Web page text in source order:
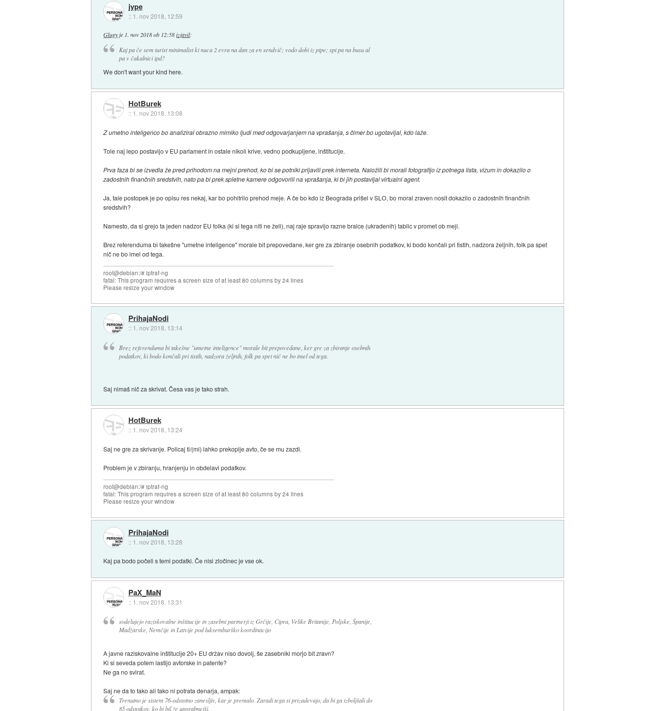
jype
:: 1. nov 2018, 12:59
Glugyje 1. nov 2018 ob 12:58 izjavil:
Kaj pa če sem turist minimalist ki nuca 2 evra na dan za en sendvič; vodo dobi iz pipe; spi pa na busu al
pa v čakalnici ipd?
We don't want your kind here.
HotBurek
:: 1. nov 2018, 13:08
Z umetno inteligenco bo analiziral obrazno mimiko ljudi med odgovarjanjem na vprašanja, s čimer bo ugotavljal, kdo laže.
Tole naj lepo postavijo v EU parlament in ostale nikoli krive, vedno podkupljene, inštitucije.
Prva faza bi se izvedla že pred prihodom na mejni prehod, ko bi se potniki prijavili prek interneta. Naložili bi morali fotografijo iz potnega lista, vizum in dokazilo o
zadostnih finančnih sredstvih, nato pa bi prek spletne kamere odgovorili na vprašanja, ki bi jih postavljal virtualni agent.
Ja, tale postopek je po opisu res nekaj, kar bo pohitrilo prehod meje. A če bo kdo iz Beograda prišel v SLO, bo moral zraven nosit dokazilo o zadostnih finančnih
sredstvih?
Namesto, da si grejo ta jeden nadzor EU folka (ki si tega niti ne želi), naj raje spravijo razne bralce (ukradenih) tablic v promet ob meji.
Brez referenduma bi takešne "umetne inteligence" morale bit prepovedane, ker gre za zbiranje osebnih podatkov, ki bodo končali pri tistih, nadzora željnih, folk pa spet
nič ne bo imel od tega.
root@debian:/# iptraf-ng
fatal: This program requires a screen size of at least 80 columns by 24 lines
Please resize your window
PrihajaNodi
:: 1. nov 2018, 13:14
Brez referenduma bi takešne "umetne inteligence" morale bit prepovedane, ker gre za zbiranje osebnih
podatkov, ki bodo končali pri tistih, nadzora željnih, folk pa spet nič ne bo imel od tega.
Saj nimaš nič za skrivat. Česa vas je tako strah.
HotBurek
:: 1. nov 2018, 13:24
Saj ne gre za skrivanje. Policaj ti/(mi) lahko prekoplje avto, če se mu zazdi.
Problem je v zbiranju, hranjenju in obdelavi podatkov.
root@debian:/# iptraf-ng
fatal: This program requires a screen size of at least 80 columns by 24 lines
Please resize your window
PrihajaNodi
:: 1. nov 2018, 13:28
Kaj pa bodo počeli s temi podatki. Če nisi zločinec je vse ok.
PaX_MaN
:: 1. nov 2018, 13:31
sodelujejo raziskovalne inštitucije in zasebni partnerji iz Grčije, Cipra, Velike Britanije, Poljske, Španije,
Madžarske, Nemčije in Latvije pod luksemburško koordinacijo
A javne raziskovalne inštitucije 20+ EU držav niso dovolj, še zasebniki morjo bit zravn?
Ki si seveda potem lastijo avtorske in patente?
Ne ga no svirat.
Saj ne da to tako ali tako ni potrata denarja, ampak:
Trenutno je sistem 76-odstotno zanesljiv, kar je premalo. Zaradi tega si prizadevajo, da bi ga izboljšali do
85 odstotkov, ko bi bil že uporabnejši.